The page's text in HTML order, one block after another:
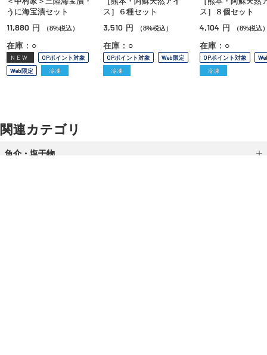
うに海宝漬セット
11,880 円 （8%税込）
在庫：○
NEW
OPポイント対象
Web限定
冷凍
ス］６種セット
3,510 円 （8%税込）
在庫：○
OPポイント対象
Web限定
冷凍
ス］８個セット
4,104 円 （8%税込
在庫：○
OPポイント対象
冷凍
関連カテゴリ
魚介・塩干物